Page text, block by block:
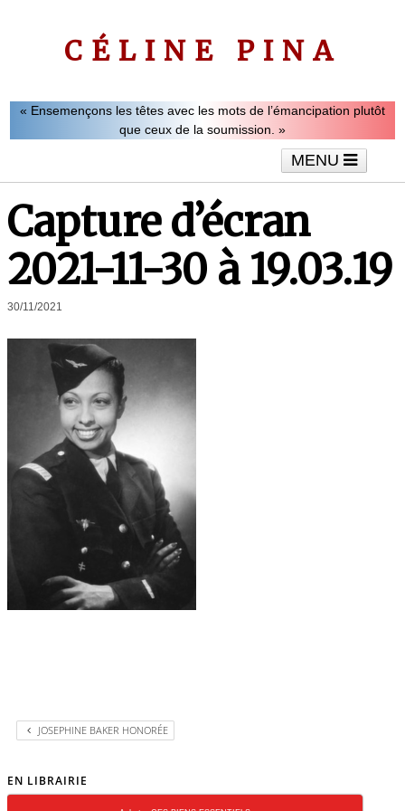
CÉLINE PINA
« Ensemençons les têtes avec les mots de l’émancipation plutôt
que ceux de la soumission. »
MENU
Interviews Vidéos Articles
Capture d’écran
2021-11-30 à 19.03.19
30/11/2021
JOSEPHINE BAKER HONORÉE
EN LIBRAIRIE